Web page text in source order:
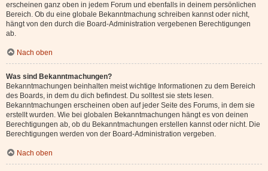
erscheinen ganz oben in jedem Forum und ebenfalls in deinem persönlichen
Bereich. Ob du eine globale Bekanntmachung schreiben kannst oder nicht,
hängt von den durch die Board-Administration vergebenen Berechtigungen
ab.
Nach oben
Was sind Bekanntmachungen?
Bekanntmachungen beinhalten meist wichtige Informationen zu dem Bereich
des Boards, in dem du dich befindest. Du solltest sie stets lesen.
Bekanntmachungen erscheinen oben auf jeder Seite des Forums, in dem sie
erstellt wurden. Wie bei globalen Bekanntmachungen hängt es von deinen
Berechtigungen ab, ob du Bekanntmachungen erstellen kannst oder nicht. Die
Berechtigungen werden von der Board-Administration vergeben.
Nach oben